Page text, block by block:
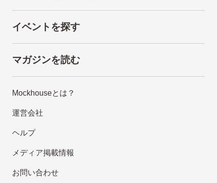
イベントを探す
マガジンを読む
Mockhouseとは？
運営会社
ヘルプ
メディア掲載情報
お問い合わせ